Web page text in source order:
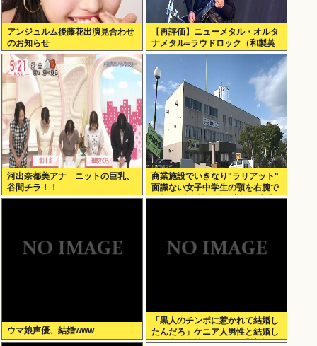
アンジュルム後藤花出演見合わせ
のお知らせ
【再評価】ニューメタル・オルタ
ナメタル=ラウドロック（和製英
語）がZに刺さってるらしい。お
前らがキッズの頃好きだったバン
ドは何？
河出奈都美アナ ニットの巨乳、
谷間チラ！！
商業施設でいきなり"ラリアット"
面識ない女子中学生の顎を右腕で
殴打 22歳女性を暴行容疑で逮捕
ウマ娘声優、結婚www
「黒人のチンポに惹かれて結婚し
たんだろ」ケニア人男性と結婚し
た日本人女性（31）に”誹謗中